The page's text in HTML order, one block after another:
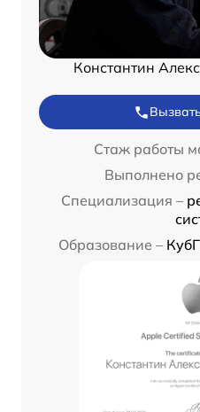
Константин
Стаж работы
Выполнено
Специализация –
Образование –